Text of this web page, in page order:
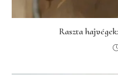
Raszta